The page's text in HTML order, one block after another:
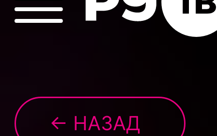
← НАЗАД